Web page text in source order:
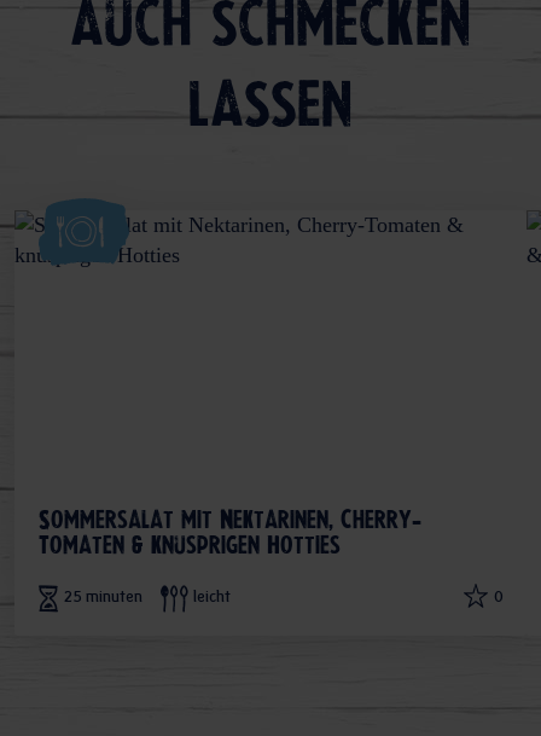
auch schmecken
lassen
Sommersalat mit Nektarinen, Cherry-
Tomaten & knusprigen Hotties
25 minuten leicht 0